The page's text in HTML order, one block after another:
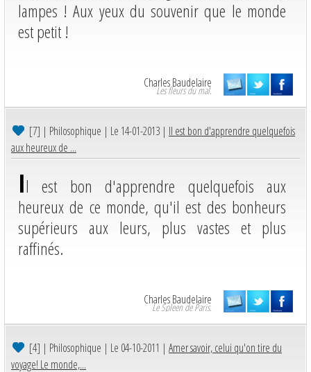
lampes ! Aux yeux du souvenir que le monde
est petit !
Charles Baudelaire
Les fleurs du mal.
[7] | Philosophique | Le 14-01-2013 | Il est bon d'apprendre quelquefois
aux heureux de ...
Il est bon d'apprendre quelquefois aux
heureux de ce monde, qu'il est des bonheurs
supérieurs aux leurs, plus vastes et plus
raffinés.
Charles Baudelaire
Le Spleen de Paris.
[4] | Philosophique | Le 04-10-2011 | Amer savoir, celui qu'on tire du
voyage! Le monde,...